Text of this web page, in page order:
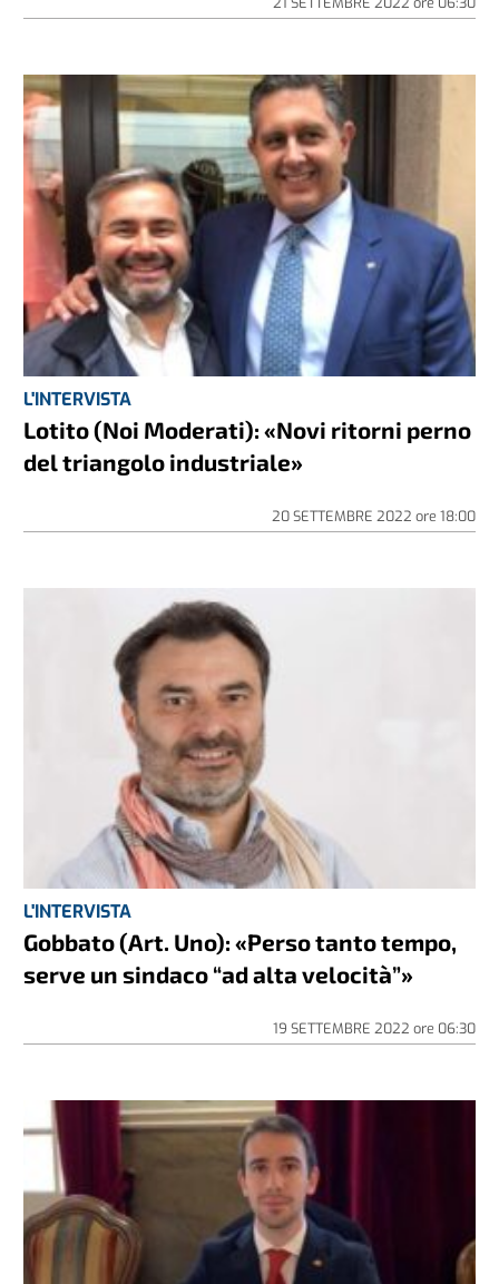
L'INTERVISTA
Lotito (Noi Moderati): «Novi ritorni perno
del triangolo industriale»
20 SETTEMBRE 2022 ore 18:00
L'INTERVISTA
Gobbato (Art. Uno): «Perso tanto tempo,
serve un sindaco “ad alta velocità”»
19 SETTEMBRE 2022 ore 06:30